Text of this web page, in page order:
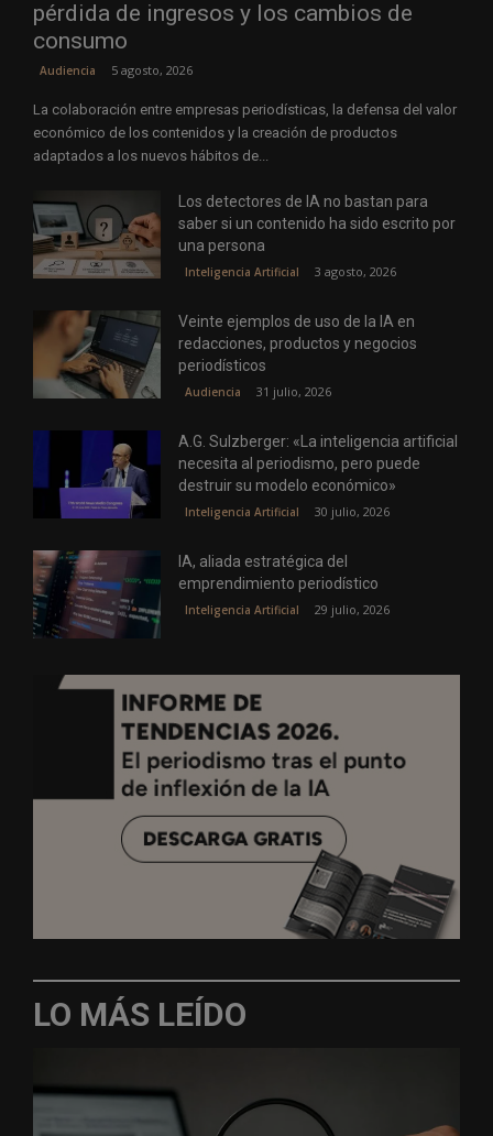
pérdida de ingresos y los cambios de
consumo
Audiencia 5 agosto, 2026
La colaboración entre empresas periodísticas, la defensa del valor
económico de los contenidos y la creación de productos
adaptados a los nuevos hábitos de...
Los detectores de IA no bastan para
saber si un contenido ha sido escrito por
una persona
Inteligencia Artificial 3 agosto, 2026
Veinte ejemplos de uso de la IA en
redacciones, productos y negocios
periodísticos
Audiencia 31 julio, 2026
A.G. Sulzberger: «La inteligencia artificial
necesita al periodismo, pero puede
destruir su modelo económico»
Inteligencia Artificial 30 julio, 2026
IA, aliada estratégica del
emprendimiento periodístico
Inteligencia Artificial 29 julio, 2026
LO MÁS LEÍDO